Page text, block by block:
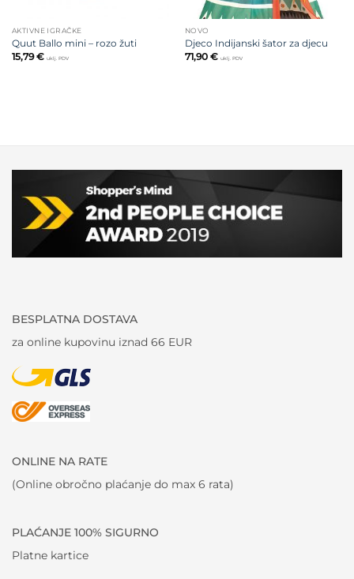
AKTIVNE IGRAČKE
Quut Ballo mini – rozo žuti
15,79€ uklj. PDV
NOVO
Djeco Indijanski šator za djecu
71,90 € uklj. PDV
BESPLATNA DOSTAVA
za online kupovinu iznad 66 EUR
ONLINE NA RATE
(Online obročno plaćanje do max 6 rata)
PLAĆANJE 100% SIGURNO
Platne kartice